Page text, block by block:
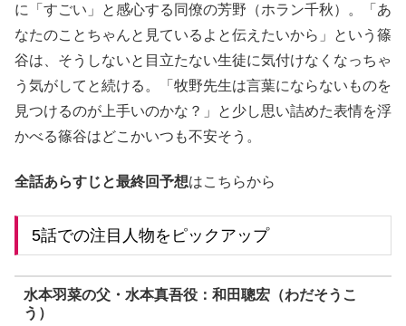
に「すごい」と感心する同僚の芳野（ホラン千秋）。「あ
なたのことちゃんと見ているよと伝えたいから」という篠
谷は、そうしないと目立たない生徒に気付けなくなっちゃ
う気がしてと続ける。「牧野先生は言葉にならないものを
見つけるのが上手いのかな？」と少し思い詰めた表情を浮
かべる篠谷はどこかいつも不安そう。
全話あらすじと最終回予想はこちらから
5話での注目人物をピックアップ
水本羽菜の父・水本真吾役：和田聰宏（わだそうこ
う）